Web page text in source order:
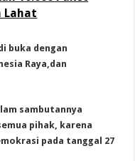
Lahat
buka dengan
Raya,dan
sambutannya
pihak, karena
pada tanggal 27